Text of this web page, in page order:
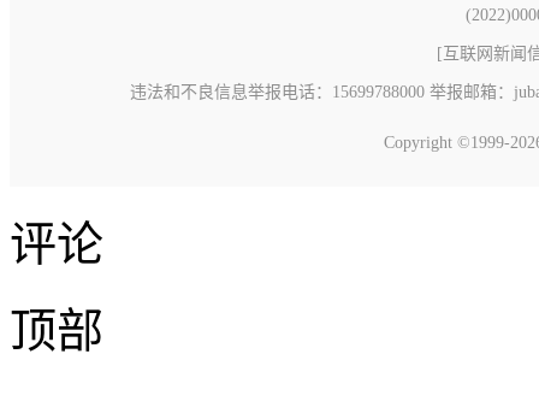
[ 互联网新闻
违法和不良信息举报电话：15699788000 举报邮箱：
Copyright ©1999-
评论
顶部